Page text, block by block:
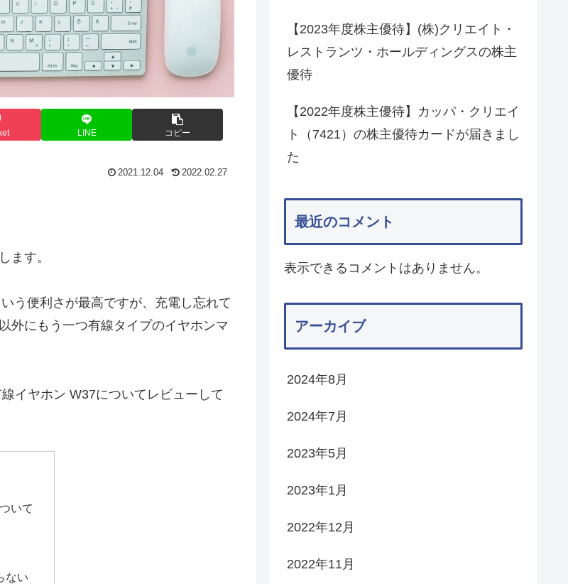
LINE コピー
2021.12.04 2022.02.27
ます。
う便利さが最高ですが、充電し忘れて
外にもう一つ有線タイプのイヤホンマ
イヤホン W37についてレビューして
いて
ない
【2023年度株主優待】(株)クリエイト・
レストランツ・ホールディングスの株主
優待
【2022年度株主優待】カッパ・クリエイ
ト（7421）の株主優待カードが届きまし
た
最近のコメント
表示できるコメントはありません。
アーカイブ
2024年8月
2024年7月
2023年5月
2023年1月
2022年12月
2022年11月